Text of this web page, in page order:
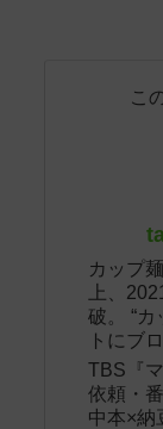
こ
カップ
上、
破。 “
トにブ
TBS『
依頼・
中本×納